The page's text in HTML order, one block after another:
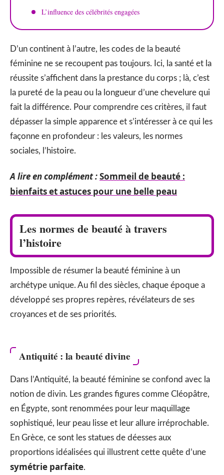
L’influence des célébrités engagées
D’un continent à l’autre, les codes de la beauté
féminine ne se recoupent pas toujours. Ici, la santé et la
réussite s’affichent dans la prestance du corps ; là, c’est
la pureté de la peau ou la longueur d’une chevelure qui
fait la différence. Pour comprendre ces critères, il faut
dépasser la simple apparence et s’intéresser à ce qui les
façonne en profondeur : les valeurs, les normes
sociales, l’histoire.
A lire en complément :Sommeil de beauté :
bienfaits et astuces pour une belle peau
Les normes de beauté à travers
l’histoire
Impossible de résumer la beauté féminine à un
archétype unique. Au fil des siècles, chaque époque a
développé ses propres repères, révélateurs de ses
croyances et de ses priorités.
Antiquité : la beauté divine
Dans l’Antiquité, la beauté féminine se confond avec la
notion de divin. Les grandes figures comme Cléopâtre,
en Égypte, sont renommées pour leur maquillage
sophistiqué, leur peau lisse et leur allure irréprochable.
En Grèce, ce sont les statues de déesses aux
proportions idéalisées qui illustrent cette quête d’une
symétrie parfaite.